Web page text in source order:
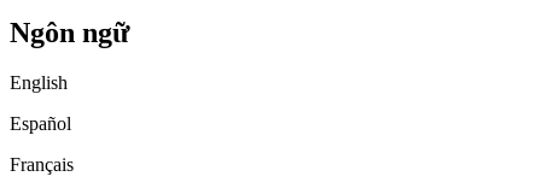
Ngôn ngữ
English
Español
Français